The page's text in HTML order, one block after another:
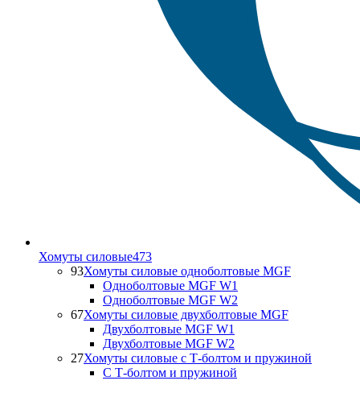
Хомуты силовые473
93Хомуты силовые одноболтовые MGF
Одноболтовые MGF W1
Одноболтовые MGF W2
67Хомуты силовые двухболтовые MGF
Двухболтовые MGF W1
Двухболтовые MGF W2
27Хомуты силовые с Т-болтом и пружиной
С Т-болтом и пружиной